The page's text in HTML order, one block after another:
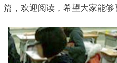
篇，欢迎阅读，希望大家能够